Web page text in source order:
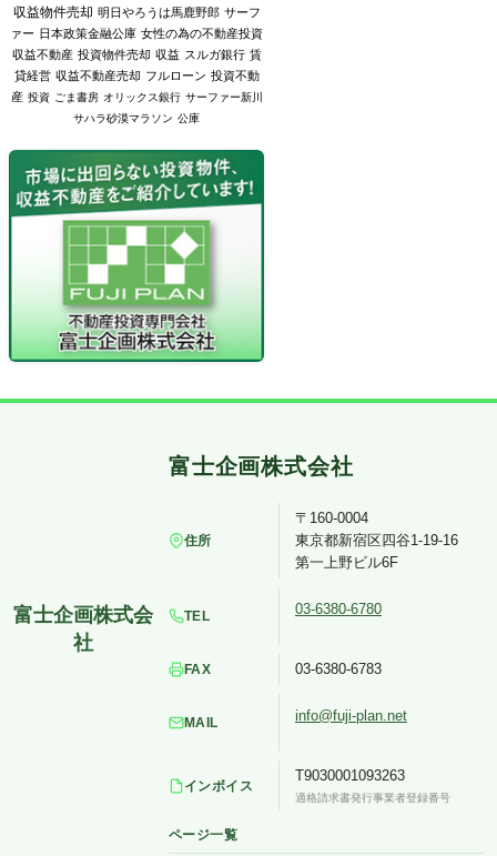
収益物件売却 明日やろうは馬鹿野郎 サーフ
ァー 日本政策金融公庫 女性の為の不動産投資
収益不動産 投資物件売却 収益 スルガ銀行 賃
貸経営 収益不動産売却 フルローン 投資不動
産 投資 ごま書房 オリックス銀行 サーファー新川
サハラ砂漠マラソン 公庫
住所
〒160-0004
東京都新宿区四谷1-19-16
第一上野ビル6F
TEL 03-6380-6780
FAX 03-6380-6783
MAIL info@fuji-plan.net
インボイス
T9030001093263
適格請求書発行事業者登録番号
ページ一覧